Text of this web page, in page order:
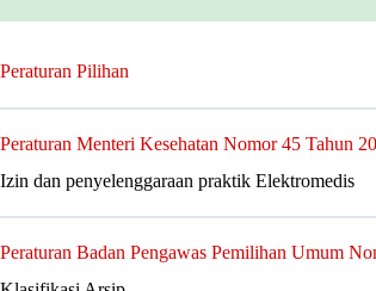
Peraturan Pilihan
Peraturan Menteri Kesehatan Nomor 45 Tahun
Izin dan penyelenggaraan praktik Elektromedis
Peraturan Badan Pengawas Pemilihan Umum